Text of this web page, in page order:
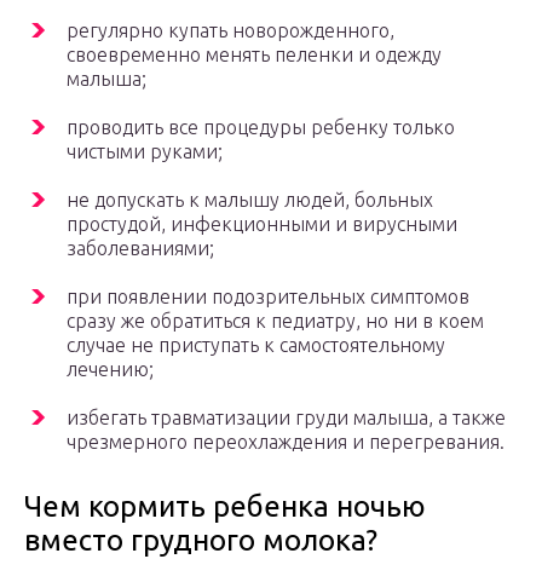
регулярно купать новорожденного,
своевременно менять пеленки и одежду
малыша;
проводить все процедуры ребенку только
чистыми руками;
не допускать к малышу людей, больных
простудой, инфекционными и вирусными
заболеваниями;
при появлении подозрительных симптомов
сразу же обратиться к педиатру, но ни в коем
случае не приступать к самостоятельному
лечению;
избегать травматизации груди малыша, а также
чрезмерного переохлаждения и перегревания.
Чем кормить ребенка ночью
вместо грудного молока?